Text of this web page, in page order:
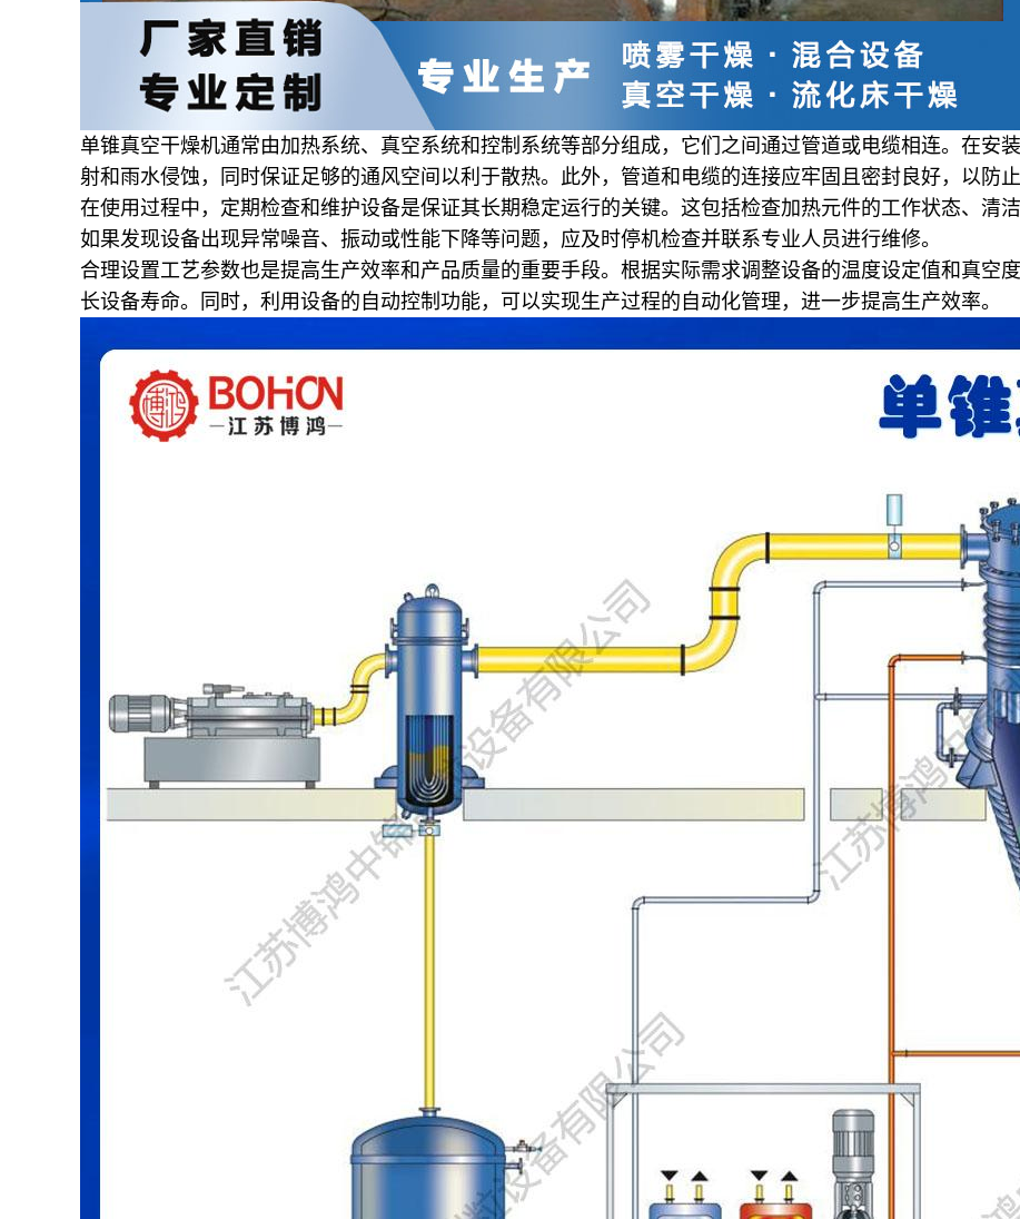
单锥真空干燥机通常由加热系统、真空系统和控制系统等部分组成，它们之间通过管道或电缆相连。在安
射和雨水侵蚀，同时保证足够的通风空间以利于散热。此外，管道和电缆的连接应牢固且密封良好，以防
在使用过程中，定期检查和维护设备是保证其长期稳定运行的关键。这包括检查加热元件的工作状态、清
如果发现设备出现异常噪音、振动或性能下降等问题，应及时停机检查并联系专业人员进行维修。
合理设置工艺参数也是提高生产效率和产品质量的重要手段。根据实际需求调整设备的温度设定值和真空
长设备寿命。同时，利用设备的自动控制功能，可以实现生产过程的自动化管理，进一步提高生产效率。